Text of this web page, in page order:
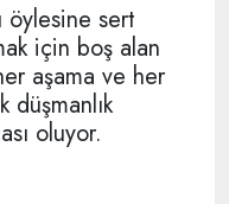
öylesine sert
için boş alan
aşama ve her
düşmanlık
oluyor.